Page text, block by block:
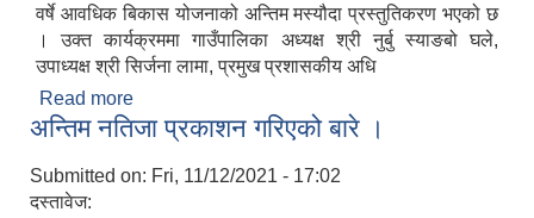
वर्षे आवधिक बिकास योजनाको अन्तिम मस्यौदा प्रस्तुतिकरण भएको छ
। उक्त कार्यक्रममा गाउँपालिका अध्यक्ष श्री नुर्बु स्याङबो घले,
उपाध्यक्ष श्री सिर्जना लामा, प्रमुख प्रशासकीय अधि
Read more
अन्तिम मस्यौदा प्रस्तुतिकरण ।
अन्तिम नतिजा प्रकाशन गरिएको बारे ।
Submitted on: Fri, 11/12/2021 - 17:02
दस्तावेज: